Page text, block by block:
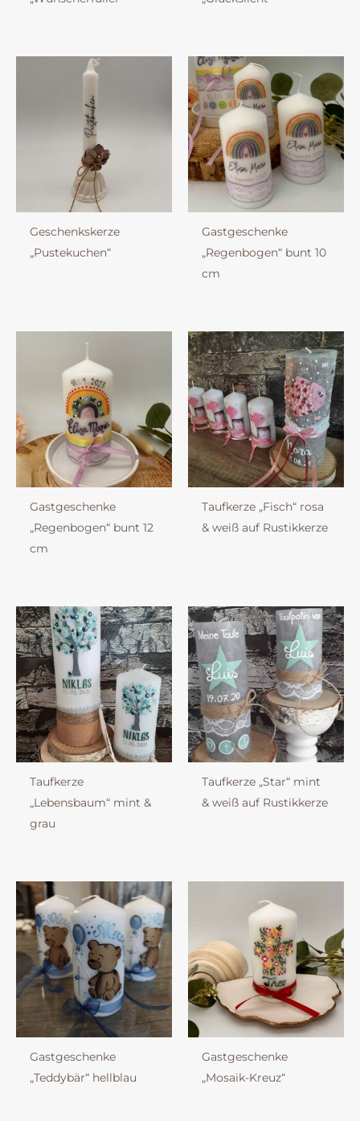
Geschenkskerze
„Pustekuchen“
Gastgeschenke
„Regenbogen“ bunt 10
cm
Gastgeschenke
„Regenbogen“ bunt 12
cm
Taufkerze „Fisch“ rosa
& weiß auf Rustikkerze
Taufkerze
„Lebensbaum“ mint &
grau
Taufkerze „Star“ mint
& weiß auf Rustikkerze
Gastgeschenke
„Teddybär“ hellblau
Gastgeschenke
„Mosaik-Kreuz“